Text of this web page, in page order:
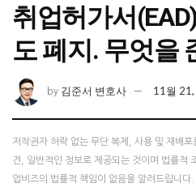
취업허가서
도 폐지. 무엇을
by 김준서 변호사 11월
저작권자 허락 없는 무단 복제, 사용 및 재배
견, 일반적인 정보로 제공되는 것이며 법률적
업비즈의 법률적 책임이 없음을 알려드립니다.